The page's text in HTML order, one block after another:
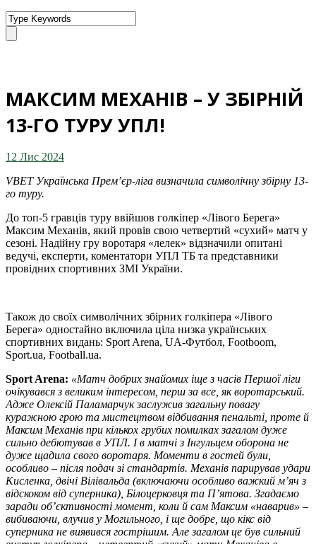
МАКСИМ МЕХАНІВ – У ЗБІРНІЙ
13-ГО ТУРУ УПЛ!
12 Лис 2024
VBET Українська Премʼєр-ліга визначила символічну збірну 13-
го туру.
До топ-5 гравців туру ввійшов голкіпер «Лівого Берега»
Максим Механів, який провів свою четвертий «сухий» матч у
сезоні. Надійну гру воротаря «лелек» відзначили опитані
ведучі, експерти, коментатори УПЛ ТБ та представники
провідних спортивних ЗМІ України.
Також до своїх символічних збірних голкіпера «Лівого
Берега» одностайно включила ціла низка українських
спортивних видань: Sport Arena, UA-Футбол, Footboom,
Sport.ua, Football.ua.
Sport Arenа: «Матч добрих знайомих іще з часів Першої ліги
очікувався з великим інтересом, перш за все, як воротарський.
Адже Олексій Паламарчук заслужив загальну повагу
куражною грою та мистецтвом відбивання пенальті, проте й
Максим Механів при кількох грубих помилках загалом дуже
сильно дебютував в УПЛ. І в матчі з Інгульцем оборона не
дуже щадила свого воротаря. Моменти в гостей були,
особливо – після подач зі стандартів. Механів парирував удари
Кисленка, двічі Вілівальда (включаючи особливо важкий м’яч з
відскоком від суперника), Білоцерковця та П’ятова. Згадаємо
заради об’єктивності момент, коли й сам Максим «наварив» –
вибиваючи, влучив у Могильного, і ще добре, що кікс від
суперника не виявився гострішим. Але загалом це був сильний